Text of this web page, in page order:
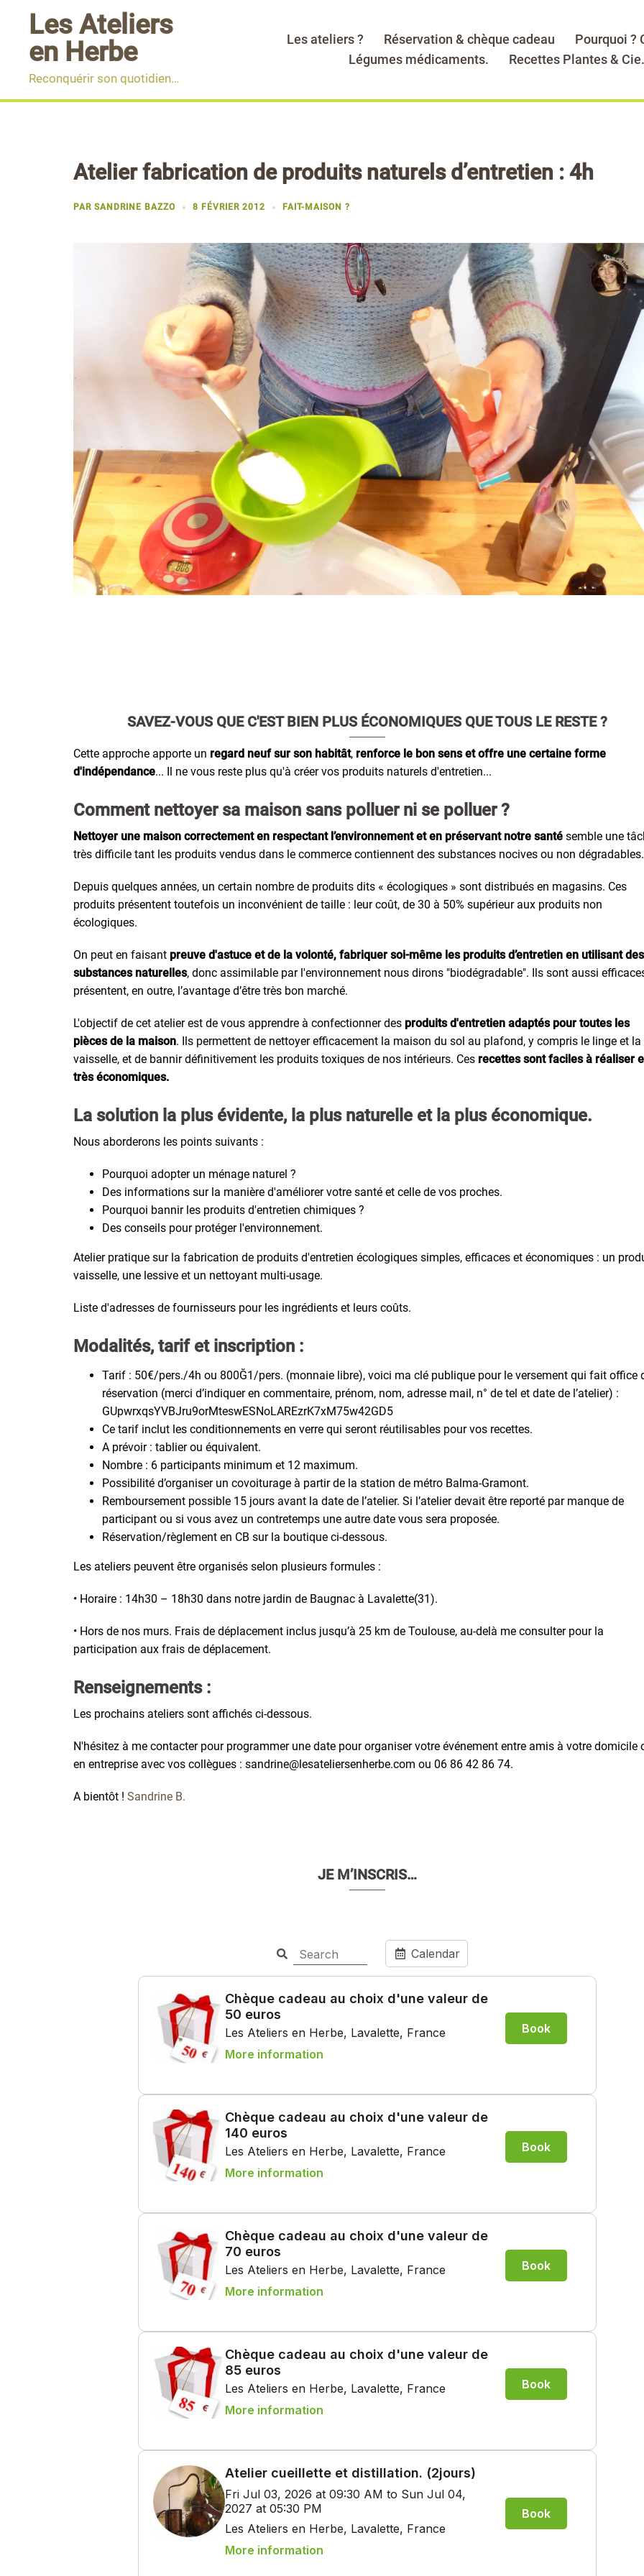
contenu
Les Ateliers
en Herbe
Reconquérir son quotidien…
Les ateliers ? Réservation & chèque cadeau
Pourquoi ?
Légumes médicaments.
Recettes Plantes & Cie.
Atelier fabrication de produits naturels d’entretien : 4h
PAR SANDRINE BAZZO 8 FÉVRIER 2012 FAIT-MAISON ?
SAVEZ-VOUS QUE C'EST BIEN PLUS ÉCONOMIQUES QUE TOUS LE RESTE ?
Cette approche apporte un regard neuf sur son habitât, renforce le bon sens et offre une certaine forme
d'indépendance... Il ne vous reste plus qu'à créer vos produits naturels d'entretien...
Comment nettoyer sa maison sans polluer ni se polluer ?
Nettoyer une maison correctement en respectant l’environnement et en préservant notre santé semble une
très difficile tant les produits vendus dans le commerce contiennent des substances nocives ou non dégradables.
Depuis quelques années, un certain nombre de produits dits « écologiques » sont distribués en magasins. Ces
produits présentent toutefois un inconvénient de taille : leur coût, de 30 à 50% supérieur aux produits non
écologiques.
On peut en faisant preuve d'astuce et de la volonté, fabriquer soi-même les produits d’entretien en utilisant des
substances naturelles, donc assimilable par l'environnement nous dirons "biodégradable". Ils sont aussi
présentent, en outre, l’avantage d’être très bon marché.
L'objectif de cet atelier est de vous apprendre à confectionner des produits d'entretien adaptés pour toutes les
pièces de la maison. Ils permettent de nettoyer efficacement la maison du sol au plafond, y compris le linge et la
vaisselle, et de bannir définitivement les produits toxiques de nos intérieurs. Ces recettes sont faciles à réaliser
très économiques.
La solution la plus évidente, la plus naturelle et la plus économique.
Nous aborderons les points suivants :
Pourquoi adopter un ménage naturel ?
Des informations sur la manière d'améliorer votre santé et celle de vos proches.
Pourquoi bannir les produits d'entretien chimiques ?
Des conseils pour protéger l'environnement.
Atelier pratique sur la fabrication de produits d'entretien écologiques simples, efficaces et économiques : un
vaisselle, une lessive et un nettoyant multi-usage.
Liste d'adresses de fournisseurs pour les ingrédients et leurs coûts.
Modalités, tarif et inscription :
Tarif : 50€/pers./4h ou 800Ğ1/pers. (monnaie libre), voici ma clé publique pour le versement qui fait office
réservation (merci d’indiquer en commentaire, prénom, nom, adresse mail, n° de tel et date de l’atelier) :
GUpwrxqsYVBJru9orMteswESNoLAREzrK7xM75w42GD5
Ce tarif inclut les conditionnements en verre qui seront réutilisables pour vos recettes.
A prévoir : tablier ou équivalent.
Nombre : 6 participants minimum et 12 maximum.
Possibilité d’organiser un covoiturage à partir de la station de métro Balma-Gramont.
Remboursement possible 15 jours avant la date de l’atelier. Si l’atelier devait être reporté par manque de
participant ou si vous avez un contretemps une autre date vous sera proposée.
Réservation/règlement en CB sur la boutique ci-dessous.
Les ateliers peuvent être organisés selon plusieurs formules :
• Horaire : 14h30 – 18h30 dans notre jardin de Baugnac à Lavalette(31).
• Hors de nos murs. Frais de déplacement inclus jusqu’à 25 km de Toulouse, au-delà me consulter pour la
participation aux frais de déplacement.
Renseignements :
Les prochains ateliers sont affichés ci-dessous.
N'hésitez à me contacter pour programmer une date pour organiser votre événement entre amis à votre domicile
en entreprise avec vos collègues : sandrine@lesateliersenherbe.com ou 06 86 42 86 74.
A bientôt ! Sandrine B.
JE M’INSCRIS…